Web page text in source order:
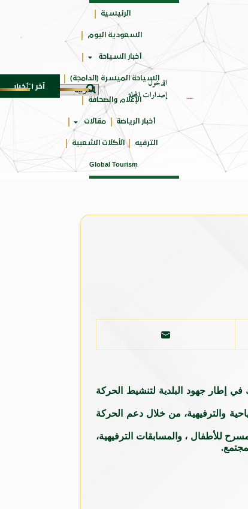
أوسكار
الدخول
إصدارات المجلة
الرئيسية
السعودية اليوم
أخبار السياحة
السياحة الميسرة (الدامجة)
الإعلام والصحافة
أخبار الرياضة مقالات
الترفيه الأكلات الشعبية
Global Tourism
آخر الأخبار
زايتشيكوف يستقبل وفد الطلاب
شهر، وذلك في إطار جهود البلدية لتنشيط الحركة
والترفيهية، من خلال دعم الحركة
للأطفال ، والمسابقات الترفيهية،